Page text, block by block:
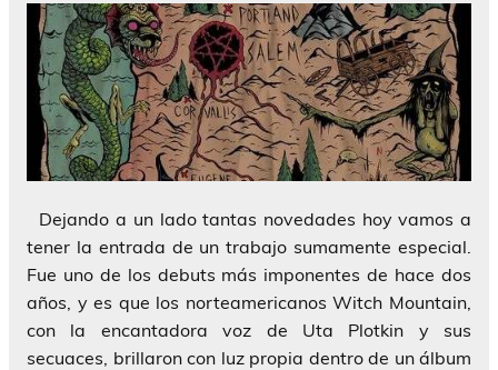
Dejando a un lado tantas novedades hoy vamos a
tener la entrada de un trabajo sumamente especial.
Fue uno de los debuts más imponentes de hace dos
años, y es que los norteamericanos Witch Mountain,
con la encantadora voz de Uta Plotkin y sus
secuaces, brillaron con luz propia dentro de un álbum